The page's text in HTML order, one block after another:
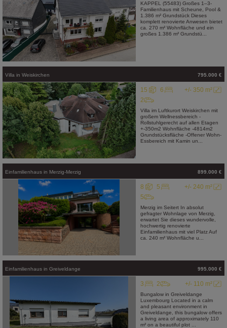
KAPPEL (55483) Großes 1–3-
Familienhaus mit Scheune, Pool &
1.386 m² Grundstück Dieses
komplett renovierte Anwesen bietet
ca. 270 m² Wohnfläche und ein
großes 1.386 m² Grundstü...
Villa in Weiskirchen 795.000 €
+/- 350 m²
15
6
2
Villa im Luftkurort Weiskirchen mit
großem Wellnessbereich -
Rollstuhlgerecht auf allen Etagen
+-350m2 Wohnfläche -4814m2
Grundstücksfläche -Offener Wohn-
Essbereich mit Kamin un...
Einfamilienhaus in Merzig-Merzig 899.000 €
+/- 240 m²
8
5
5
Merzig im Seitert In absolut
gefragter Wohnlage von Merzig,
erwartet Sie dieses wundervolle,
hochwertig renovierte
Einfamilienhaus mit viel Platz Auf
ca. 240 m² Wohnfläche u...
Einfamilienhaus in Greiveldange 995.000 €
+/- 110 m²
3 2
Bungalow in Greiveldange
Luxembourg Located in a calm
and pleasant environment in
Greiveldange, this bungalow offers
a living area of approximately 110
m² on a beautiful plot ...